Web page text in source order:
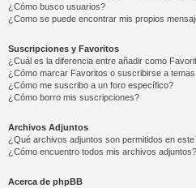
¿Cómo busco usuarios?
¿Como se puede encontrar mis propios
Suscripciones y Favoritos
¿Cuál es la diferencia entre añadir como
¿Cómo marcar Favoritos o suscribirse a
¿Cómo me suscribo a un foro específico?
¿Cómo borro mis suscripciones?
Archivos Adjuntos
¿Qué archivos adjuntos son permitidos en
¿Cómo encuentro todos mis archivos adjuntos?
Acerca de phpBB